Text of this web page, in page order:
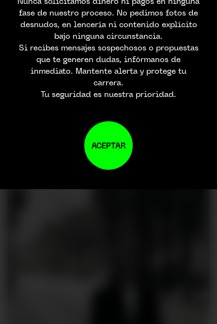
fase de nuestro proceso. No pedimos fotos de
desnudos, en lencería ni contenido explícito
bajo ninguna circunstancia.
Si recibes mensajes sospechosos o propuestas
que te generen dudas, infórmanos de
inmediato. Mantente alerta y protege tu
carrera.
Tu seguridad es nuestra prioridad.
ACEPTAR